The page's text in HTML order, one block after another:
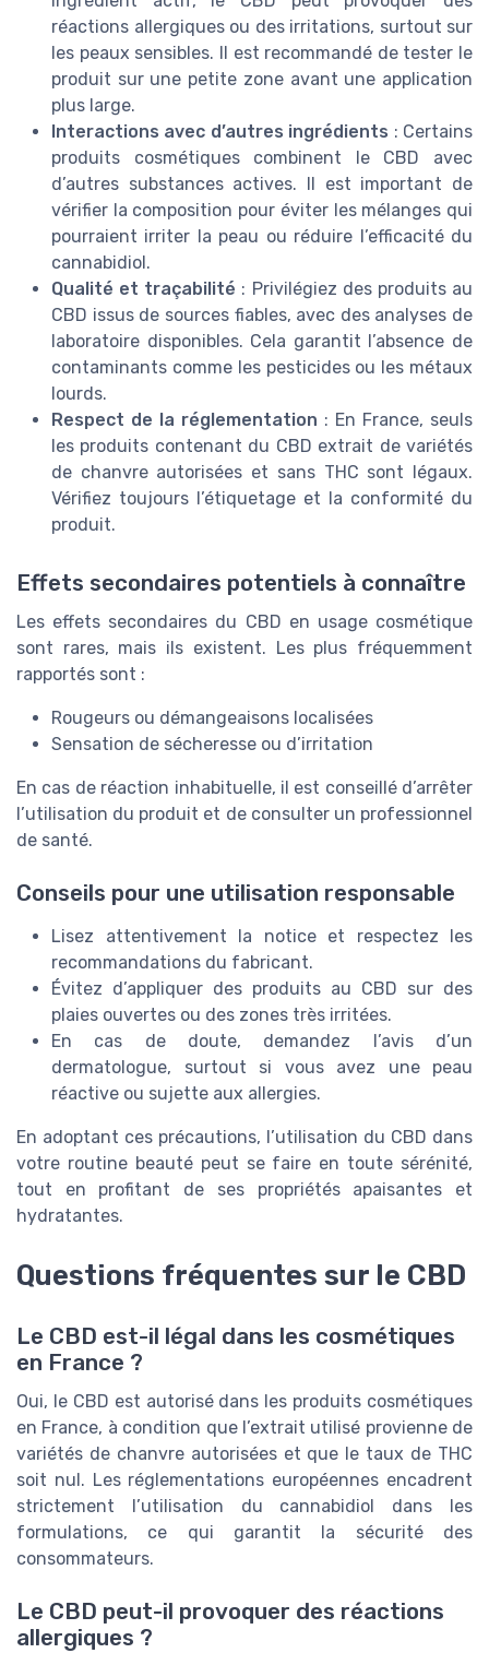
réactions allergiques ou des irritations, surtout sur
les peaux sensibles. Il est recommandé de tester le
produit sur une petite zone avant une application
plus large.
Interactions avec d’autres ingrédients : Certains
produits cosmétiques combinent le CBD avec
d’autres substances actives. Il est important de
vérifier la composition pour éviter les mélanges qui
pourraient irriter la peau ou réduire l’efficacité du
cannabidiol.
Qualité et traçabilité : Privilégiez des produits au
CBD issus de sources fiables, avec des analyses de
laboratoire disponibles. Cela garantit l’absence de
contaminants comme les pesticides ou les métaux
lourds.
Respect de la réglementation : En France, seuls
les produits contenant du CBD extrait de variétés
de chanvre autorisées et sans THC sont légaux.
Vérifiez toujours l’étiquetage et la conformité du
produit.
Effets secondaires potentiels à connaître
Les effets secondaires du CBD en usage cosmétique
sont rares, mais ils existent. Les plus fréquemment
rapportés sont :
Rougeurs ou démangeaisons localisées
Sensation de sécheresse ou d’irritation
En cas de réaction inhabituelle, il est conseillé d’arrêter
l’utilisation du produit et de consulter un professionnel
de santé.
Conseils pour une utilisation responsable
Lisez attentivement la notice et respectez les
recommandations du fabricant.
Évitez d’appliquer des produits au CBD sur des
plaies ouvertes ou des zones très irritées.
En cas de doute, demandez l’avis d’un
dermatologue, surtout si vous avez une peau
réactive ou sujette aux allergies.
En adoptant ces précautions, l’utilisation du CBD dans
votre routine beauté peut se faire en toute sérénité,
tout en profitant de ses propriétés apaisantes et
hydratantes.
Questions fréquentes sur le CBD
Le CBD est-il légal dans les cosmétiques
en France ?
Oui, le CBD est autorisé dans les produits cosmétiques
en France, à condition que l’extrait utilisé provienne de
variétés de chanvre autorisées et que le taux de THC
soit nul. Les réglementations européennes encadrent
strictement l’utilisation du cannabidiol dans les
formulations, ce qui garantit la sécurité des
consommateurs.
Le CBD peut-il provoquer des réactions
allergiques ?